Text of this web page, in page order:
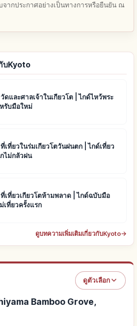
ากประกาศอย่างเป็นทางการหรือยืนยัน ณ
บKyoto
ดและศาลเจ้าในเกียวโต | ไกด์ไหว้พระ
รับมือใหม่
เที่ยวในร่มเกียวโตวันฝนตก | ไกด์เที่ยว
ไม่กลัวฝน
ที่เที่ยวเกียวโตห้ามพลาด | ไกด์ฉบับมือ
เที่ยวครั้งแรก
ดูบทความเพิ่มเติมเกี่ยวกับKyoto→
ดูตัวเลือก
Bamboo Grove,